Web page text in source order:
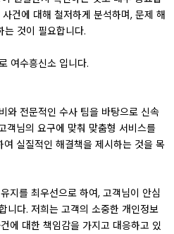
건에 대해 철저하게 분석하며, 문제 해
는 것이 필요합니다.
여수흥신소 입니다.
와 전문적인 수사 팀을 바탕으로 신속
객님의 요구에 맞춰 맞춤형 서비스를
실질적인 해결책을 제시하는 것을 목
지를 최우선으로 하여, 고객님이 안심
니다. 저희는 고객의 소중한 개인정보
에 대한 책임감을 가지고 대응하고 있